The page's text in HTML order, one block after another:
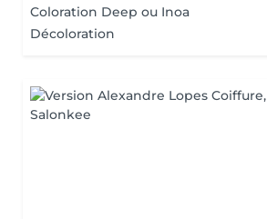
Coloration Deep ou Inoa
Décoloration